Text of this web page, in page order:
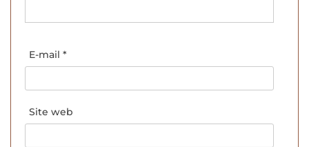
E-mail *
Site web